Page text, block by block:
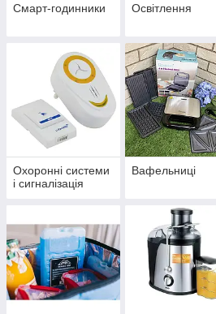
Смарт-годинники Освітлення
Охоронні системи
і сигналізація
Вафельниці